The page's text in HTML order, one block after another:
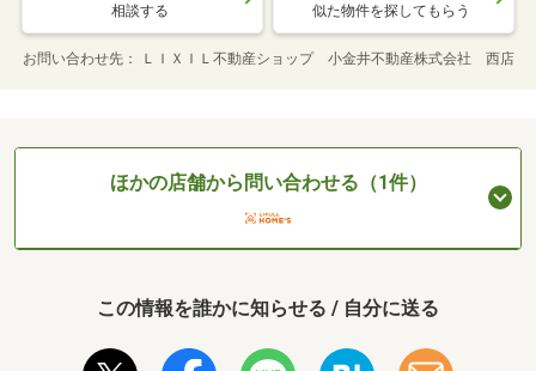
相談する 似た物件を探してもらう
お問い合わせ先 ＬＩＸＩＬ不動産ショップ 小金井不動産株式会社 西店
ほかの店舗から問い合わせる（1件）
この情報を誰かに知らせる / 自分に送る